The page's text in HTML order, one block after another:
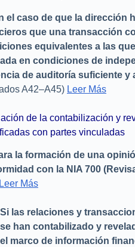
el caso de que la dirección
que una transacción
equivalentes a las
en condiciones de
de auditoría suficiente y
A42–A45) Leer Más
de la contabilización y
con partes vinculadas
la formación de una
con la NIA 700
Más
Si las relaciones y
se han contabilizado y
el marco de información